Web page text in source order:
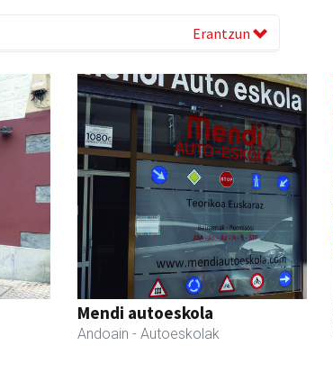
Erantzun
Mendi autoeskola
Andoain - Autoeskolak